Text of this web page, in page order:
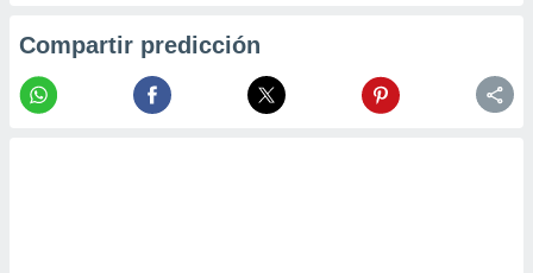
Compartir predicción